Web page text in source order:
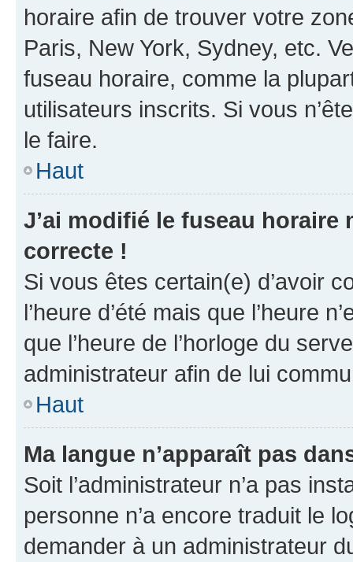
horaire afin de trouver votre
Paris, New York, Sydney, etc.
fuseau horaire, comme la
utilisateurs inscrits. Si vous
le faire.
Haut
J’ai modifié le fuseau horaire
correcte !
Si vous êtes certain(e) d’avoir
l’heure d’été mais que l’heure
que l’heure de l’horloge du
administrateur afin de lui
Haut
Ma langue n’apparaît pas
Soit l’administrateur n’a pas
personne n’a encore traduit le
demander à un administrateur